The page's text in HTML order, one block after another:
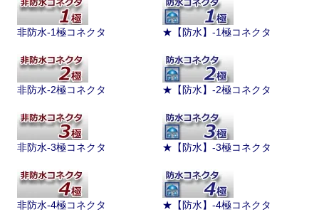
非防水-1極コネクタ ★【防水】-1極コネクタ
非防水-2極コネクタ ★【防水】-2極コネクタ
非防水-3極コネクタ ★【防水】-3極コネクタ
非防水-4極コネクタ ★【防水】-4極コネクタ